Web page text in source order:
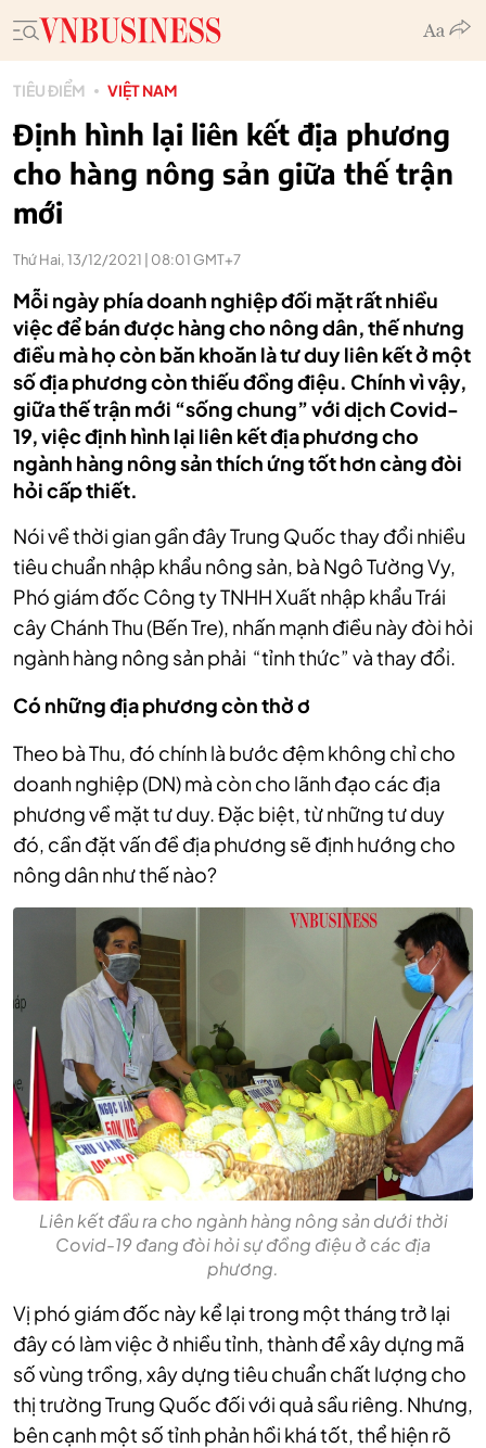
TIÊU ĐIỂM VIỆT NAM
Định hình lại liên kết địa phương
cho hàng nông sản giữa thế trận
mới
Thứ Hai, 13/12/2021 | 08:01 GMT+7
Mỗi ngày phía doanh nghiệp đối mặt rất nhiều
việc để bán được hàng cho nông dân, thế nhưng
điều mà họ còn băn khoăn là tư duy liên kết ở một
số địa phương còn thiếu đồng điệu. Chính vì vậy,
giữa thế trận mới “sống chung” với dịch Covid-
19, việc định hình lại liên kết địa phương cho
ngành hàng nông sản thích ứng tốt hơn càng đòi
hỏi cấp thiết.
Nói về thời gian gần đây Trung Quốc thay đổi nhiều
tiêu chuẩn nhập khẩu nông sản, bà Ngô Tường Vy,
Phó giám đốc Công ty TNHH Xuất nhập khẩu Trái
cây Chánh Thu (Bến Tre), nhấn mạnh điều này đòi hỏi
ngành hàng nông sản phải “tỉnh thức” và thay đổi.
Có những địa phương còn thờ ơ
Theo bà Thu, đó chính là bước đệm không chỉ cho
doanh nghiệp (DN) mà còn cho lãnh đạo các địa
phương về mặt tư duy. Đặc biệt, từ những tư duy
đó, cần đặt vấn đề địa phương sẽ định hướng cho
nông dân như thế nào?
Liên kết đầu ra cho ngành hàng nông sản dưới thời
Covid-19 đang đòi hỏi sự đồng điệu ở các địa
phương.
Vị phó giám đốc này kể lại trong một tháng trở lại
đây có làm việc ở nhiều tỉnh, thành để xây dựng mã
số vùng trồng, xây dựng tiêu chuẩn chất lượng cho
thị trường Trung Quốc đối với quả sầu riêng. Nhưng,
bên cạnh một số tỉnh phản hồi khá tốt, thể hiện rõ